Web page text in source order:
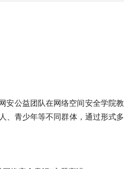
安公益团队在网络空间安全学院教
、青少年等不同群体，通过形式多